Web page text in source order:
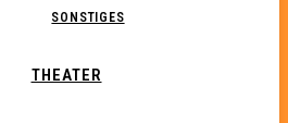
SONSTIGES
THEATER